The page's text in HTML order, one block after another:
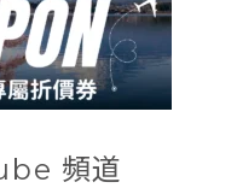
頻道